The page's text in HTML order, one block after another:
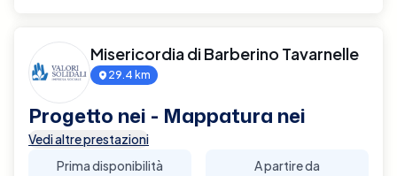
Misericordia di Barberino Tavarnelle
29.4 km
Progetto nei - Mappatura nei
Vedi altre prestazioni
Prima disponibilità
A partire da